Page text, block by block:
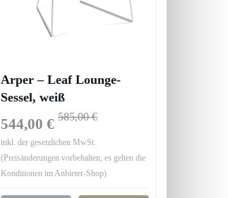
Arper – Leaf Lounge-
Sessel, weiß
544,00 € 585,00 €
inkl. der gesetzlichen MwSt.
(Preisänderungen vorbehalten, es gelten die
Konditionen im Anbieter-Shop)